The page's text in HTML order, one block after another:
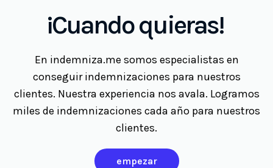
¡Cuando quieras!
En indemniza.me somos especialistas en
conseguir indemnizaciones para nuestros
clientes. Nuestra experiencia nos avala. Logramos
miles de indemnizaciones cada año para nuestros
clientes.
empezar